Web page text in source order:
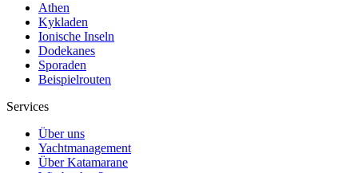
Athen
Kykladen
Ionische Inseln
Dodekanes
Sporaden
Beispielrouten
Services
Über uns
Yachtmanagement
Über Katamarane